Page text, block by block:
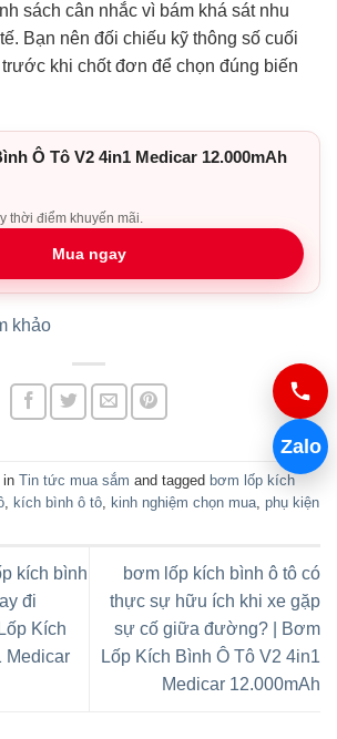
sách cân nhắc vì bám khá sát nhu
Bạn nên đối chiếu kỹ thông số cuối
khi chốt đơn để chọn đúng biến
Ô Tô V2 4in1 Medicar 12.000mAh
thời điểm khuyến mãi.
Mua ngay
khảo
in Tin tức mua sắm and tagged bơm lốp kích
kích bình ô tô kinh nghiệm chọn mua phụ kiện
kích bình
đi
Kích
Medicar
bơm lốp kích bình ô tô có
thực sự hữu ích khi xe gặp
sự cố giữa đường? | Bơm
Lốp Kích Bình Ô Tô V2 4in1
Medicar 12.000mAh
Zalo